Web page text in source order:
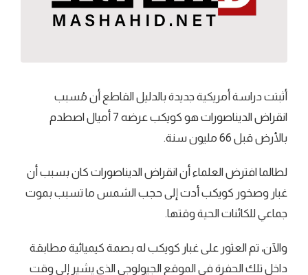
أثبتت دراسة أمريكية جديدة بالدليل القاطع أن مُسبب
انقراض الديناصورات هو كويكب عرضه 7 أميال اصطدم
بالأرض قبل 66 مليون سنة.
لطالما افترض العلماء أن انقراض الديناصورات كان بسبب أن
غبار وصخور كويكب أدت إلى حجب الشمس ما تسبب بموت
جماعي للكائنات الحية وقتها.
والآن، تم العثور على غبار كويكب له بصمة كيميائية مطابقة
داخل تلك الحفرة في الموقع الجيولوجي الذي يشير إلى وقت